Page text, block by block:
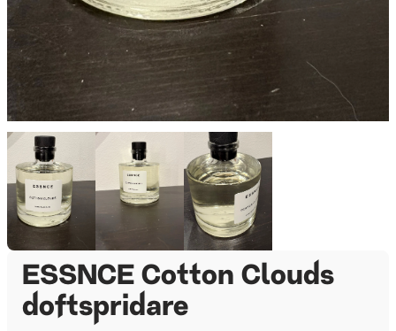
ESSNCE Cotton Clouds
doftspridare